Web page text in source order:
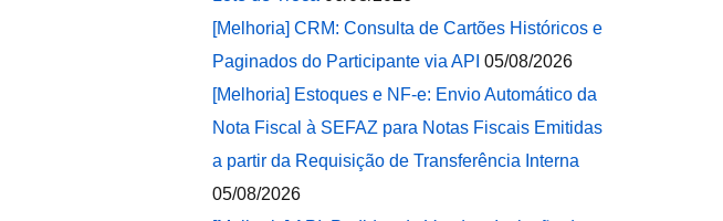
[Melhoria] CRM: Consulta de Cartões Históricos e
Paginados do Participante via API 05/08/2026
[Melhoria] Estoques e NF-e: Envio Automático da
Nota Fiscal à SEFAZ para Notas Fiscais Emitidas
a partir da Requisição de Transferência Interna
05/08/2026